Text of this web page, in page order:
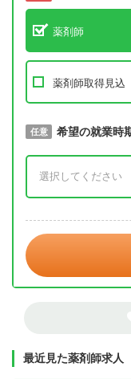
薬剤師
薬剤師取得見込
必須 取得予定年
任意 希望の就業時
最近見た薬剤師求人